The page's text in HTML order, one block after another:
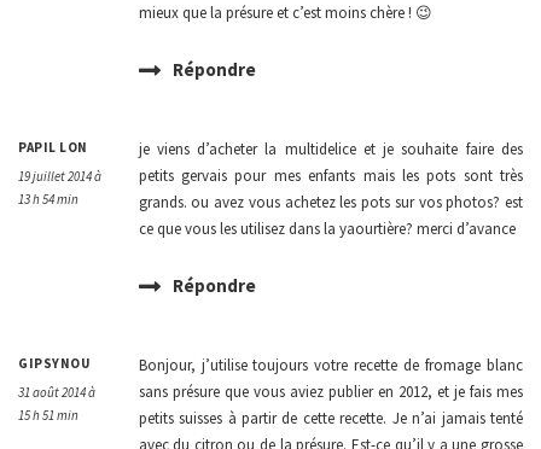
mieux que la présure et c’est moins chère ! 😉
Répondre
PAPIL LON
19 juillet 2014 à
13 h 54 min
je viens d’acheter la multidelice et je souhaite faire des
petits gervais pour mes enfants mais les pots sont très
grands. ou avez vous achetez les pots sur vos photos? est
ce que vous les utilisez dans la yaourtière? merci d’avance
Répondre
GIPSYNOU
31 août 2014 à
15 h 51 min
Bonjour, j’utilise toujours votre recette de fromage blanc
sans présure que vous aviez publier en 2012, et je fais mes
petits suisses à partir de cette recette. Je n’ai jamais tenté